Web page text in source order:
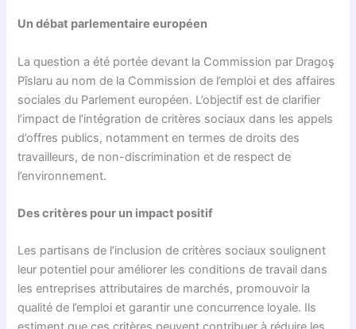
Un débat parlementaire européen
La question a été portée devant la Commission par Dragoş
Pîslaru au nom de la Commission de l’emploi et des affaires
sociales du Parlement européen. L’objectif est de clarifier
l’impact de l’intégration de critères sociaux dans les appels
d’offres publics, notamment en termes de droits des
travailleurs, de non-discrimination et de respect de
l’environnement.
Des critères pour un impact positif
Les partisans de l’inclusion de critères sociaux soulignent
leur potentiel pour améliorer les conditions de travail dans
les entreprises attributaires de marchés, promouvoir la
qualité de l’emploi et garantir une concurrence loyale. Ils